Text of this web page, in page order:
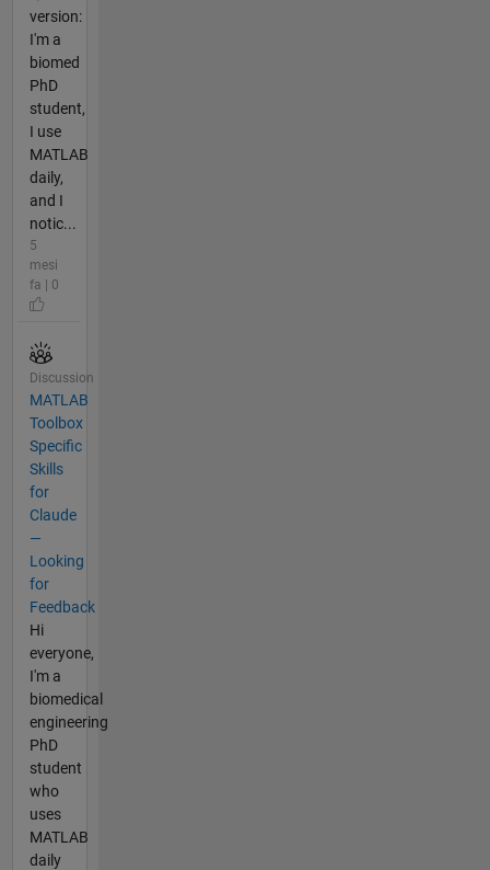
version:
I'm a
biomed
PhD
student,
I use
MATLAB
daily,
and I
notic...
5
mesi
fa | 0
Discussion
MATLAB
Toolbox
Specific
Skills
for
Claude
—
Looking
for
Feedback
Hi
everyone,
I'm a
biomedical
engineering
PhD
student
who
uses
MATLAB
daily